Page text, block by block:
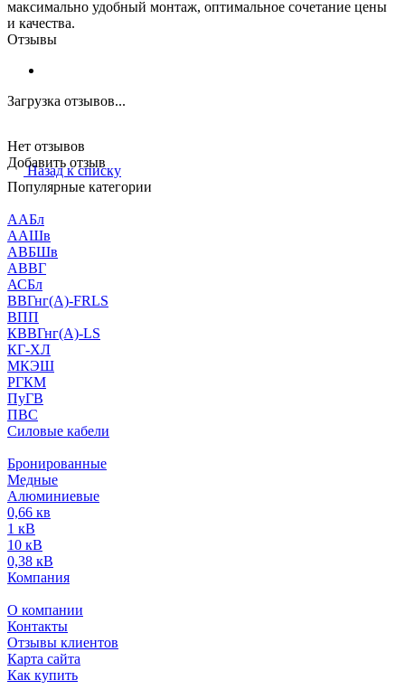
максимально удобный монтаж, оптимальное сочетание цены
и качества.
Отзывы
Загрузка отзывов...
Нет отзывов
Добавить отзыв
Назад к списку
Популярные категории
ААБл
ААШв
АВБШв
АВВГ
АСБл
ВВГнг(А)-FRLS
ВПП
КВВГнг(А)-LS
КГ-ХЛ
МКЭШ
РГКМ
ПуГВ
ПВС
Силовые кабели
Бронированные
Медные
Алюминиевые
0,66 кв
1 кВ
10 кВ
0,38 кВ
Компания
О компании
Контакты
Отзывы клиентов
Карта сайта
Как купить